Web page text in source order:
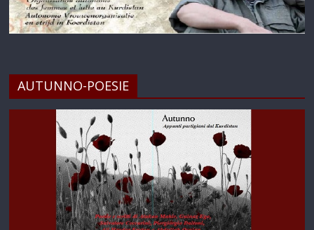
AUTUNNO-POESIE